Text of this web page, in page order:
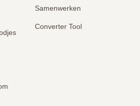
Samenwerken
Converter Tool